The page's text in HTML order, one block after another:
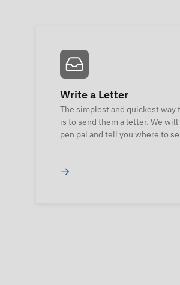
Write a Letter
The simplest and quickest way
is to send them a letter. We
pen pal and tell you where to
→